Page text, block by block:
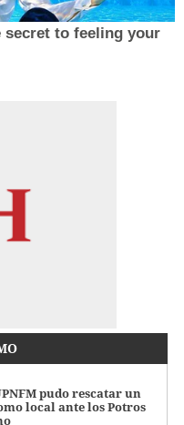
to feeling your
pudo rescatar un
local ante los Potros